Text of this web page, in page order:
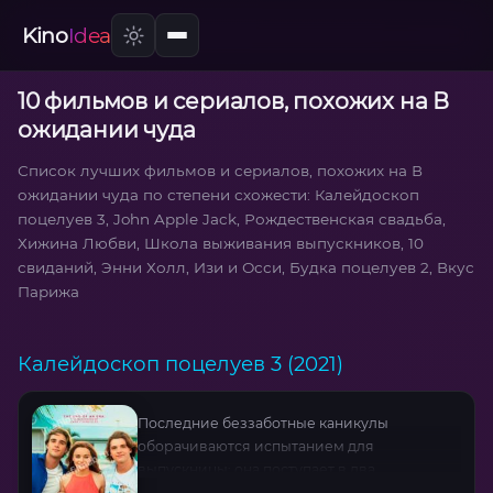
KinoIdea
10 фильмов и сериалов, похожих на В
ожидании чуда
Список лучших фильмов и сериалов, похожих на В
ожидании чуда по степени схожести: Калейдоскоп
поцелуев 3, John Apple Jack, Рождественская свадьба,
Хижина Любви, Школа выживания выпускников, 10
свиданий, Энни Холл, Изи и Осси, Будка поцелуев 2, Вкус
Парижа
Калейдоскоп поцелуев 3 (2021)
Последние беззаботные каникулы
оборачиваются испытанием для